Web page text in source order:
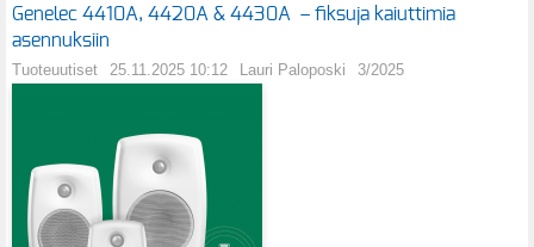
Genelec 4410A, 4420A & 4430A – fiksuja kaiuttimia
asennuksiin
Tuoteuutiset 25.11.2025 10:12 Lauri Paloposki 3/2025